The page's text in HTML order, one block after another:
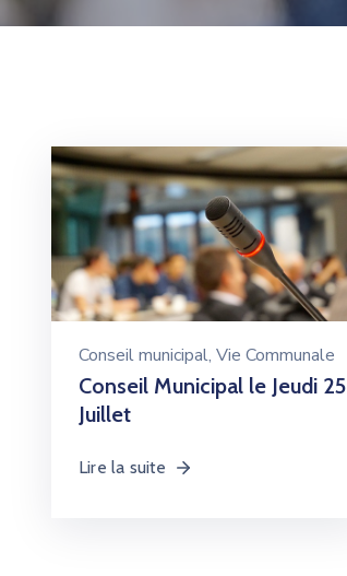
Conseil municipal‚ Vie Communale
Conseil Municipal le Jeudi 25
Juillet
Lire la suite